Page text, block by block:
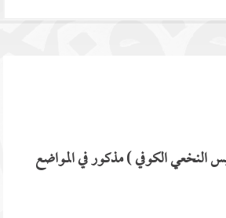
النخعي الكوفي ) مذكور في المواضع